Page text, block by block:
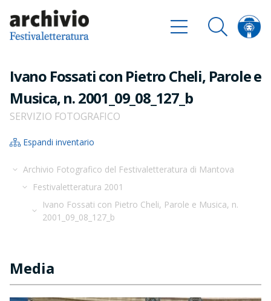
Ivano Fossati con Pietro Cheli, Parole e
Musica, n. 2001_09_08_127_b
SERVIZIO FOTOGRAFICO
Espandi inventario
Archivio Fotografico del Festivaletteratura di Mantova
Festivaletteratura 2001
Ivano Fossati con Pietro Cheli, Parole e Musica, n.
2001_09_08_127_b
Media